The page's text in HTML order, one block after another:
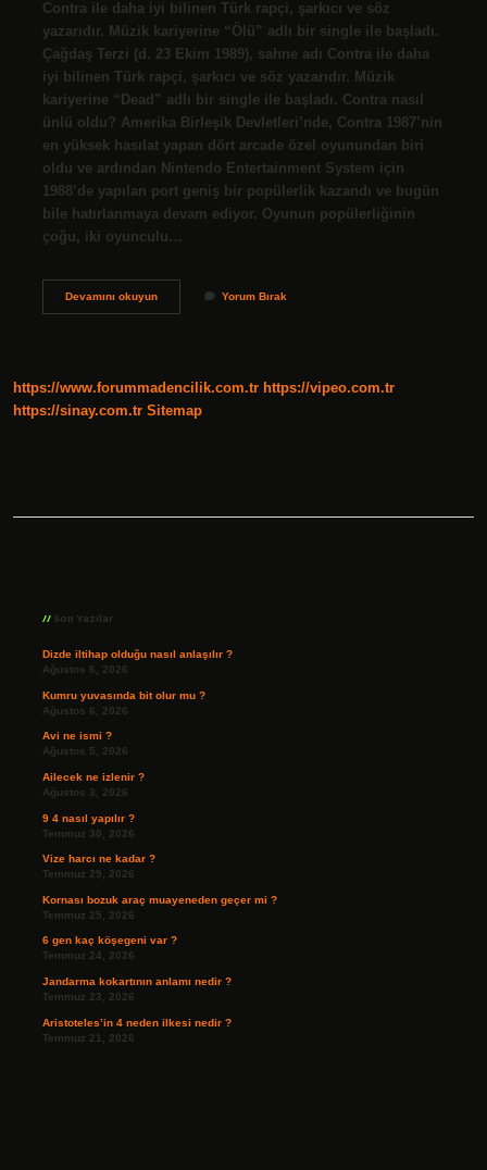
Contra ile daha iyi bilinen Türk rapçi, şarkıcı ve söz
yazarıdır. Müzik kariyerine “Ölü” adlı bir single ile başladı.
Çağdaş Terzi (d. 23 Ekim 1989), sahne adı Contra ile daha
iyi bilinen Türk rapçi, şarkıcı ve söz yazarıdır. Müzik
kariyerine “Dead” adlı bir single ile başladı. Contra nasıl
ünlü oldu? Amerika Birleşik Devletleri’nde, Contra 1987’nin
en yüksek hasılat yapan dört arcade özel oyunundan biri
oldu ve ardından Nintendo Entertainment System için
1988’de yapılan port geniş bir popülerlik kazandı ve bugün
bile hatırlanmaya devam ediyor. Oyunun popülerliğinin
çoğu, iki oyunculu…
Devamını okuyunContra
Yorum Bırak
https://www.forummadencilik.com.tr https://vipeo.com.tr
https://sinay.com.tr Sitemap
Son Yazılar
Dizde iltihap olduğu nasıl anlaşılır ?
Ağustos 6, 2026
Kumru yuvasında bit olur mu ?
Ağustos 6, 2026
Avi ne ismi ?
Ağustos 5, 2026
Ailecek ne izlenir ?
Ağustos 3, 2026
9 4 nasıl yapılır ?
Temmuz 30, 2026
Vize harcı ne kadar ?
Temmuz 29, 2026
Kornası bozuk araç muayeneden geçer mi ?
Temmuz 25, 2026
6 gen kaç köşegeni var ?
Temmuz 24, 2026
Jandarma kokartının anlamı nedir ?
Temmuz 23, 2026
Aristoteles’in 4 neden ilkesi nedir ?
Temmuz 21, 2026